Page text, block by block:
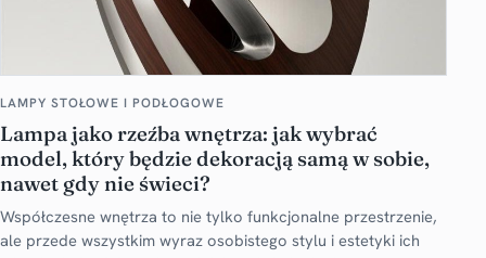
LAMPY STOŁOWE I PODŁOGOWE
Lampa jako rzeźba wnętrza: jak wybrać
model, który będzie dekoracją samą w sobie,
nawet gdy nie świeci?
Współczesne wnętrza to nie tylko funkcjonalne przestrzenie,
ale przede wszystkim wyraz osobistego stylu i estetyki ich